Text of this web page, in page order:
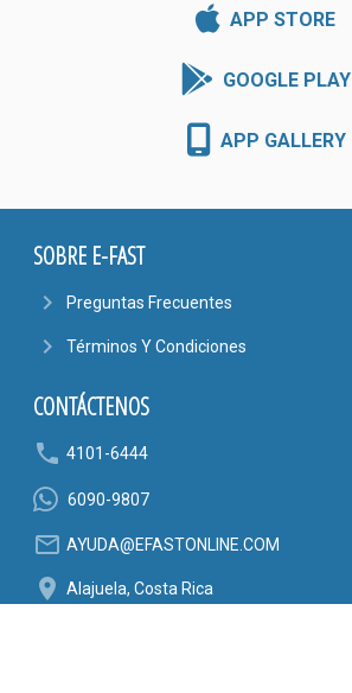
APP STORE
GOOGLE PLAY
APP GALLERY
SOBRE E-FAST
navigate_next Preguntas Frecuentes
navigate_next Términos Y Condiciones
CONTÁCTENOS
phone 4101-6444
6090-9807
mail_outline AYUDA@EFASTONLINE.COM
location_on Alajuela, Costa Rica